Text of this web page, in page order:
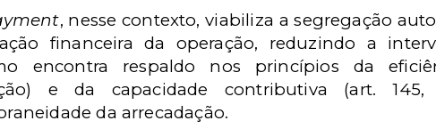
, nesse contexto, viabiliza a segregação
financeira da operação, reduzindo a
encontra respaldo nos princípios da
e da capacidade contributiva (art.
da arrecadação.